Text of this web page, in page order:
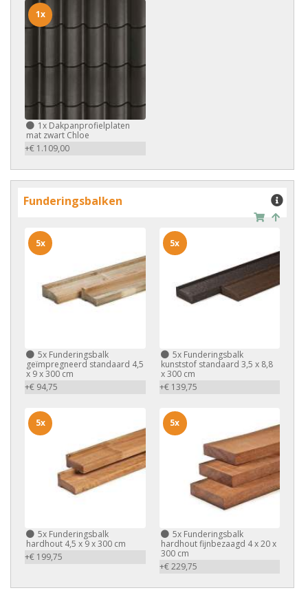
1x Dakpanprofielplaten
mat zwart Chloe
+€ 1.109,00
1x
Funderingsbalken
5x Funderingsbalk
geïmpregneerd standaard 4,5
x 9 x 300 cm
+€ 94,75
5x
5xFunderingsbalk
kunststof standaard 3,5 x 8,8
x 300 cm
+€ 139,75
5x
5x Funderingsbalk
hardhout 4,5 x 9 x 300 cm
+€ 199,75
5x
5xFunderingsbalk
hardhout fijnbezaagd 4 x 20 x
300 cm
+€ 229,75
5x